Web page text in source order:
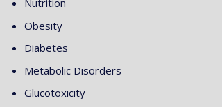
Nutrition
Obesity
Diabetes
Metabolic Disorders
Glucotoxicity